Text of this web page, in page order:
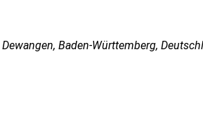
Dewangen, Baden-Württemberg,